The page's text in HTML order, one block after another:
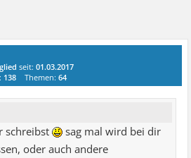
seit:01.03.2017
138 Themen:64
schreibst
sag mal wird bei dir
oder auch andere